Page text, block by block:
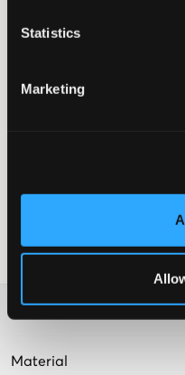
Statistics
Marketing
Lässige Sneaker von New
Die Schafthöhe beträgt 3,5
an beiden Seiten sowie
Sneaker sehen super zu
Farbe: White with pink
SKU:123789-001
Washing advice
Material